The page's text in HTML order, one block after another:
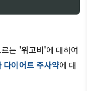
는 '위고비'에 대하여
다이어트 주사약에 대